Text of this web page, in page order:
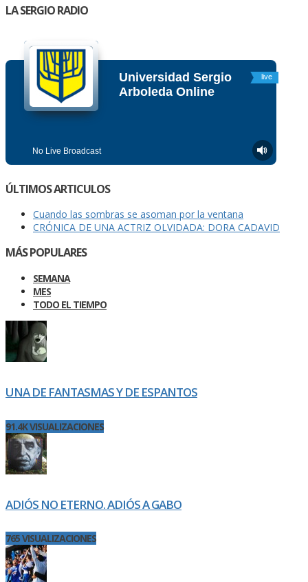
LA SERGIO RADIO
ÚLTIMOS ARTICULOS
Cuando las sombras se asoman por la ventana
CRÓNICA DE UNA ACTRIZ OLVIDADA: DORA CADAVID
MÁS POPULARES
SEMANA
MES
TODO EL TIEMPO
UNA DE FANTASMAS Y DE ESPANTOS
91.4K VISUALIZACIONES
ADIÓS NO ETERNO. ADIÓS A GABO
765 VISUALIZACIONES